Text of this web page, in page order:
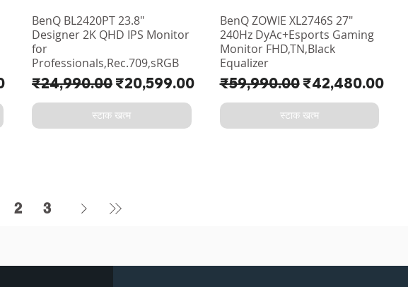
BenQ BL2420PT 23.8"
Designer 2K QHD IPS Monitor
for
Professionals,Rec.709,sRGB
नियमित मूल्य
₹24,990.00 बिक्री मूल्य
₹20,599.00
स्टाक खत्म
BenQ ZOWIE XL2746S 27"
240Hz DyAc+Esports Gaming
Monitor FHD,TN,Black
Equalizer
नियमित मूल्य
₹59,990.00 बिक्री मूल्य
₹42,480.00
स्टाक खत्म
2 3